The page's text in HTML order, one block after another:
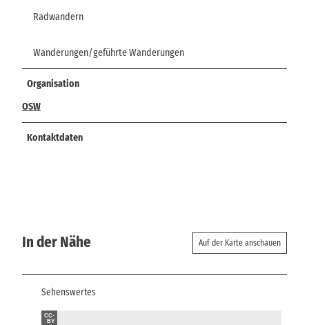
Radwandern
Wanderungen/geführte Wanderungen
Organisation
OSW
Kontaktdaten
In der Nähe Auf der Karte anschauen
Sehenswertes
CC-
BY